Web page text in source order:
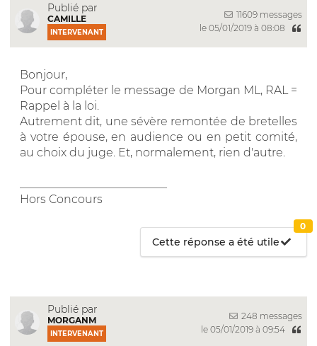
Publié par
CAMILLE
INTERVENANT
11609 messages
le 05/01/2019 à 08:08
Bonjour,
Pour compléter le message de Morgan ML, RAL =
Rappel à la loi.
Autrement dit, une sévère remontée de bretelles
à votre épouse, en audience ou en petit comité,
au choix du juge. Et, normalement, rien d'autre.
Hors Concours
Cette réponse a été utile
0
Publié par
MORGANM
INTERVENANT
248 messages
le 05/01/2019 à 09:54